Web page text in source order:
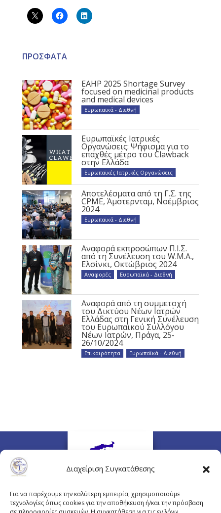
Διαχείριση Συγκατάθεσης
Για να παρέχουμε την καλύτερη εμπειρία, χρησιμοποιούμε
τεχνολογίες όπως cookies για την αποθήκευση ή/και την πρόσβαση
ΠΡΟΣΦΑΤΑ
EAHP 2025 Shortage Survey
focused on medicinal products
and medical devices
Ευρωπαϊκά - Διεθνή
Ευρωπαϊκές Ιατρικές
Οργανώσεις: Ψήφισμα για το
επαχθές μέτρο του Clawback
στην Ελλάδα
Ευρωπαϊκές Ιατρικές Οργανώσεις
Αποτελέσματα από τη Γ.Σ. της
CPME, Άμστερνταμ, Νοέμβριος
2024
Ευρωπαϊκά - Διεθνή
Αναφορά εκπροσώπων Π.Ι.Σ.
από τη Συνέλευση του W.M.A.,
Ελσίνκι, Οκτώβριος 2024
Αναφορές Ευρωπαϊκά - Διεθνή
Αναφορά από τη συμμετοχή
του Δικτύου Νέων Ιατρών
Ελλάδας στη Γενική Συνέλευση
του Ευρωπαϊκού Συλλόγου
Νέων Ιατρών, Πράγα, 25-
26/10/2024
Επικαιρότητα Ευρωπαϊκά - Διεθνή